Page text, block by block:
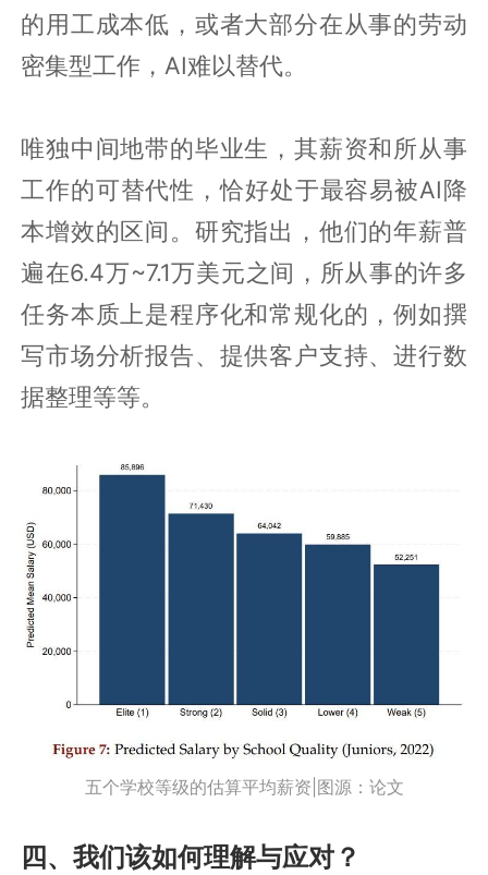
的用工成本低，或者大部分在从事的劳动
密集型工作，AI难以替代。
唯独中间地带的毕业生，其薪资和所从事
工作的可替代性，恰好处于最容易被AI降
本增效的区间。研究指出，他们的年薪普
遍在6.4万~7.1万美元之间，所从事的许多
任务本质上是程序化和常规化的，例如撰
写市场分析报告、提供客户支持、进行数
据整理等等。
五个学校等级的估算平均薪资|图源：论文
四、我们该如何理解与应对？